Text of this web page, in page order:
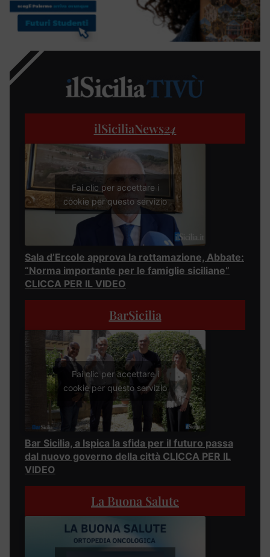
ilSiciliaNews24
Fai clic per accettare i
cookie per questo servizio
Sala d’Ercole approva la rottamazione, Abbate:
“Norma importante per le famiglie siciliane”
CLICCA PER IL VIDEO
BarSicilia
Fai clic per accettare i
cookie per questo servizio
Bar Sicilia, a Ispica la sfida per il futuro passa
dal nuovo governo della città CLICCA PER IL
VIDEO
La Buona Salute